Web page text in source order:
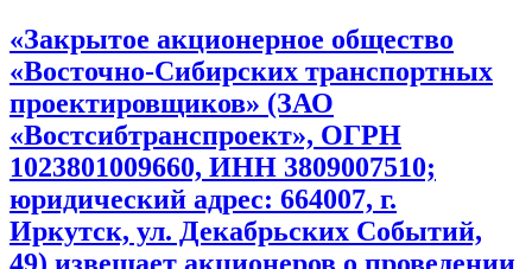
«Закрытое акционерное общество
«Восточно-Сибирских транспортных
проектировщиков» (ЗАО
«Востсибтранспроект», ОГРН
1023801009660, ИНН 3809007510;
юридический адрес: 664007, г.
Иркутск, ул. Декабрьских Событий,
49) извещает акционеров о проведении